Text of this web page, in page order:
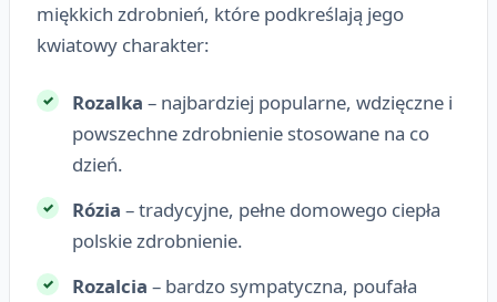
miękkich zdrobnień, które podkreślają jego
kwiatowy charakter:
Rozalka – najbardziej popularne, wdzięczne i
powszechne zdrobnienie stosowane na co
dzień.
Rózia – tradycyjne, pełne domowego ciepła
polskie zdrobnienie.
Rozalcia – bardzo sympatyczna, poufała